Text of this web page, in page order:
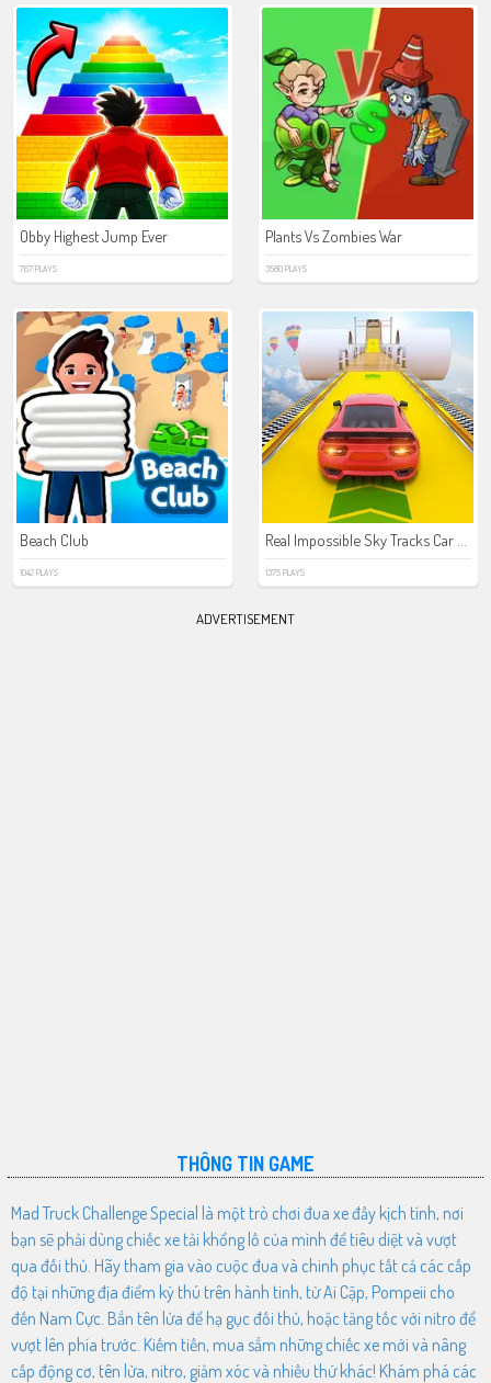
Obby Highest Jump Ever
767 PLAYS
Plants Vs Zombies War
3580 PLAYS
Beach Club
1042 PLAYS
Real Impossible Sky Tracks Car Driving
1375 PLAYS
ADVERTISEMENT
THÔNG TIN GAME
Mad Truck Challenge Special là một trò chơi đua xe đầy kịch tính, nơi
bạn sẽ phải dùng chiếc xe tải khổng lồ của mình để tiêu diệt và vượt
qua đối thủ. Hãy tham gia vào cuộc đua và chinh phục tất cả các cấp
độ tại những địa điểm kỳ thú trên hành tinh, từ Ai Cập, Pompeii cho
đến Nam Cực. Bắn tên lửa để hạ gục đối thủ, hoặc tăng tốc với nitro để
vượt lên phía trước. Kiếm tiền, mua sắm những chiếc xe mới và nâng
cấp động cơ, tên lửa, nitro, giảm xóc và nhiều thứ khác! Khám phá các